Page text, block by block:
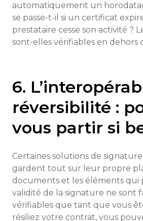
automatiquement un
se passe-t-il si un certificat
prestataire cesse son activité ?
sont-elles vérifiables en dehors
6.
réversibilité :
vous partir si
Certaines solutions de
gardent tout sur leur propre
documents et les éléments qui
validité de la signature ne sont
vérifiables que tant que vous
résiliez votre contrat, vous